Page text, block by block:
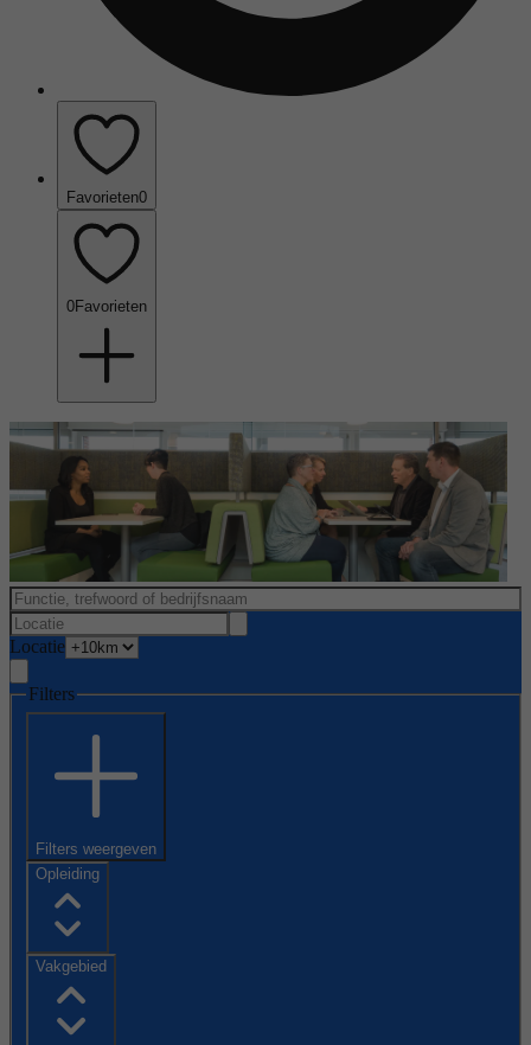
Favorieten0
0Favorieten
Locatie
Filters
Filters weergeven
Opleiding
Vakgebied